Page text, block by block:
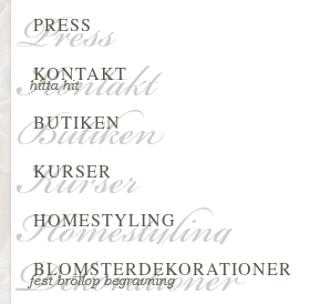
PRESS
KONTAKT
BUTIKEN
KURSER
HOMESTYLING
BLOMSTERDEKORATIONER